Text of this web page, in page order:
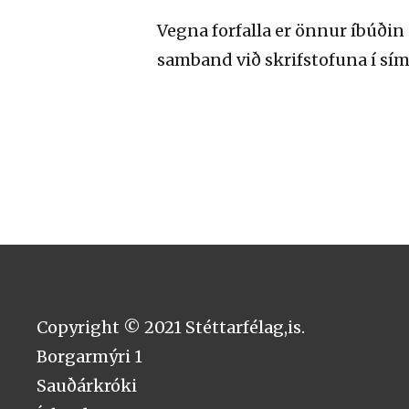
Vegna forfalla er önnur
samband við skrifstofuna í
Copyright © 2021 Stéttarfélag,is.
Borgarmýri 1
Sauðárkróki